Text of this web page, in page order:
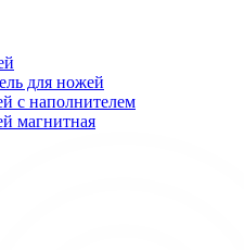
для ножей
с наполнителем
магнитная